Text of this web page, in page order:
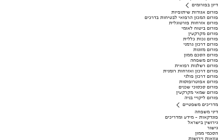
דיון בפורומים
פורום אגודות שיתופיות
פורום המכון הרפואי לבטיחות בדרכים
פורום אזרחות פורטוגלית
פורום ביטוח לאומי
פורום מקרקעין
פורום נכות כללית
פורום דרכון גרמני
פורום מזונות
פורום הסכם ממון
פורום משפחה
פורום רשלנות רפואית
פורום דרכון ואזרחות רומנית
פורום דרכון פולני
פורום אפוטרופוסות
פורום סכסוכי שכנים
פורום שמאי מקרקעין
פורום ליקויי בניה
מדריכים משפטיים
דיני משפחה
פונדקאות - מידע ומדריכים
גירושין בישראל
גישור
הסכמי ממון
צוואות וירושות